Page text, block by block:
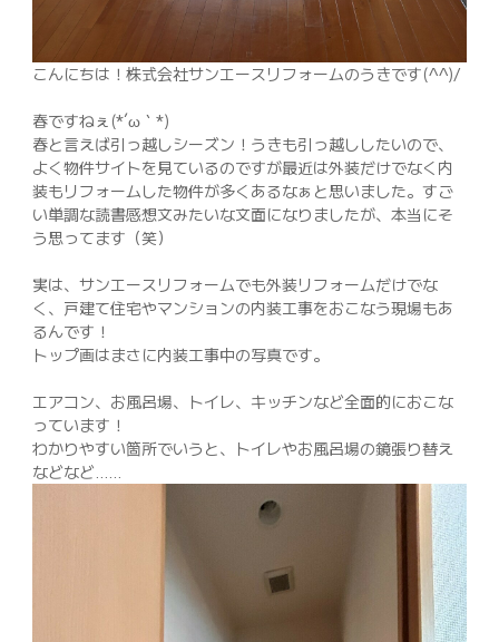
こんにちは！株式会社サンエースリフォームのうきです(^^)/
春ですねぇ(*´ω｀*)
春と言えば引っ越しシーズン！うきも引っ越ししたいので、
よく物件サイトを見ているのですが最近は外装だけでなく内
装もリフォームした物件が多くあるなぁと思いました。すご
い単調な読書感想文みたいな文面になりましたが、本当にそ
う思ってます（笑）
実は、サンエースリフォームでも外装リフォームだけでな
く、戸建て住宅やマンションの内装工事をおこなう現場もあ
るんです！
トップ画はまさに内装工事中の写真です。
エアコン、お風呂場、トイレ、キッチンなど全面的におこな
っています！
わかりやすい箇所でいうと、トイレやお風呂場の鏡張り替え
などなど……